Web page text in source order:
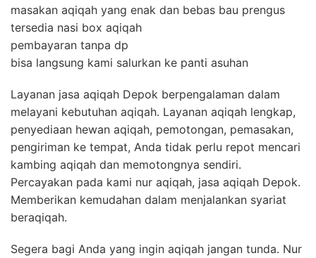
masakan aqiqah yang enak dan bebas bau prengus
tersedia nasi box aqiqah
pembayaran tanpa dp
bisa langsung kami salurkan ke panti asuhan
Layanan jasa aqiqah Depok berpengalaman dalam
melayani kebutuhan aqiqah. Layanan aqiqah lengkap,
penyediaan hewan aqiqah, pemotongan, pemasakan,
pengiriman ke tempat, Anda tidak perlu repot mencari
kambing aqiqah dan memotongnya sendiri.
Percayakan pada kami nur aqiqah, jasa aqiqah Depok.
Memberikan kemudahan dalam menjalankan syariat
beraqiqah.
Segera bagi Anda yang ingin aqiqah jangan tunda. Nur